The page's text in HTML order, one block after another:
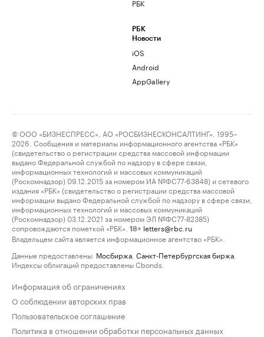
РБК
РБК
Новости
iOS
Android
AppGallery
© ООО «БИЗНЕСПРЕСС», АО «РОСБИЗНЕСКОНСАЛТИНГ», 1995–
2026. Сообщения и материалы информационного агентства «РБК»
(свидетельство о регистрации средства массовой информации
выдано Федеральной службой по надзору в сфере связи,
информационных технологий и массовых коммуникаций
(Роскомнадзор) 09.12.2015 за номером ИА №ФС77-63848) и сетевого
издания «РБК» (свидетельство о регистрации средства массовой
информации выдано Федеральной службой по надзору в сфере связи,
информационных технологий и массовых коммуникаций
(Роскомнадзор) 03.12.2021 за номером ЭЛ №ФС77-82385)
сопровождаются пометкой «РБК».
18+ letters@rbc.ru
Владельцем сайта является информационное агентство «РБК».
Данные предоставлены: Мосбиржа Санкт-Петербургская биржа
Индексы облигаций предоставлены Cbonds.
Информация об ограничениях
О соблюдении авторских прав
Пользовательское соглашение
Политика в отношении обработки персональных данных